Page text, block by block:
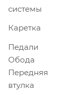
системы
Каретка
Педали
Обода
Передняя
втулка